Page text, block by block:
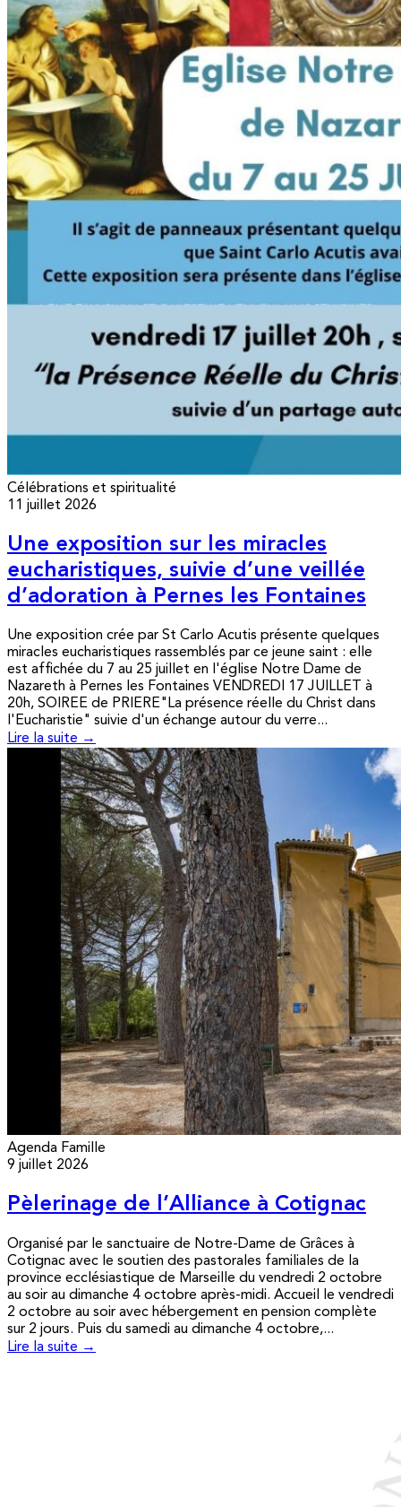
Célébrations et spiritualité
11 juillet 2026
Une exposition sur les miracles
eucharistiques, suivie d’une veillée
d’adoration à Pernes les Fontaines
Une exposition crée par St Carlo Acutis présente quelques
miracles eucharistiques rassemblés par ce jeune saint : elle
est affichée du 7 au 25 juillet en l'église Notre Dame de
Nazareth à Pernes les Fontaines VENDREDI 17 JUILLET à
20h, SOIREE de PRIERE"La présence réelle du Christ dans
l'Eucharistie" suivie d'un échange autour du verre...
Lire la suite →
Agenda Famille
9 juillet 2026
Pèlerinage de l’Alliance à Cotignac
Organisé par le sanctuaire de Notre-Dame de Grâces à
Cotignac avec le soutien des pastorales familiales de la
province ecclésiastique de Marseille du vendredi 2 octobre
au soir au dimanche 4 octobre après-midi. Accueil le vendredi
2 octobre au soir avec hébergement en pension complète
sur 2 jours. Puis du samedi au dimanche 4 octobre,...
Lire la suite →